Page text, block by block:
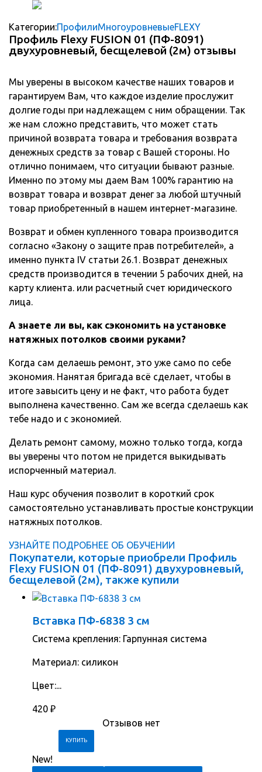
Категории:ПрофилиМногоуровневыеFLEXY
Профиль Flexy FUSION 01 (ПФ-8091)
двухуровневый, бесщелевой (2м) отзывы
Мы уверены в высоком качестве наших товаров и
гарантируем Вам, что каждое изделие прослужит
долгие годы при надлежащем с ним обращении. Так
же нам сложно представить, что может стать
причиной возврата товара и требования возврата
денежных средств за товар с Вашей стороны. Но
отлично понимаем, что ситуации бывают разные.
Именно по этому мы даем Вам 100% гарантию на
возврат товара и возврат денег за любой штучный
товар приобретенный в нашем интернет-магазине.
Возврат и обмен купленного товара производится
согласно «Закону о защите прав потребителей», а
именно пункта IV статьи 26.1. Возврат денежных
средств производится в течении 5 рабочих дней, на
карту клиента. или расчетный счет юридического
лица.
А знаете ли вы, как сэкономить на установке
натяжных потолков своими руками?
Когда сам делаешь ремонт, это уже само по себе
экономия. Нанятая бригада всё сделает, чтобы в
итоге завысить цену и не факт, что работа будет
выполнена качественно. Сам же всегда сделаешь как
тебе надо и с экономией.
Делать ремонт самому, можно только тогда, когда
вы уверены что потом не придется выкидывать
испорченный материал.
Наш курс обучения позволит в короткий срок
самостоятельно устанавливать простые конструкции
натяжных потолков.
УЗНАЙТЕ ПОДРОБНЕЕ ОБ ОБУЧЕНИИ
Покупатели, которые приобрели Профиль
Flexy FUSION 01 (ПФ-8091) двухуровневый,
бесщелевой (2м), также купили
Вставка ПФ-6838 3 см
Система крепления: Гарпунная система
Материал: силикон
Цвет:...
420 ₽
Отзывов нет
New!